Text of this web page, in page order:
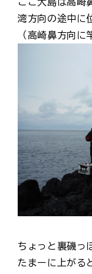
湾方向の途中に
（高崎鼻方向に
ちょっと裏磯っ
たまーに上がる